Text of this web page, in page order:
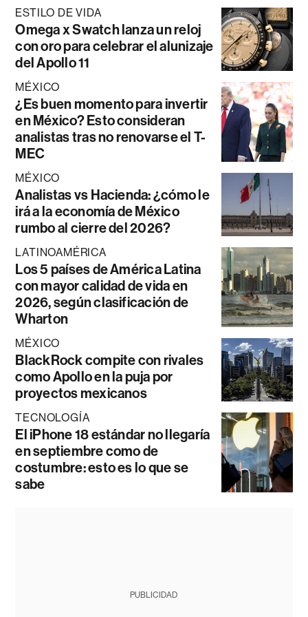
ESTILO DE VIDA
Omega x Swatch lanza un reloj
con oro para celebrar el alunizaje
del Apollo 11
MÉXICO
¿Es buen momento para invertir
en México? Esto consideran
analistas tras no renovarse el T-
MEC
MÉXICO
Analistas vs Hacienda: ¿cómo le
irá a la economía de México
rumbo al cierre del 2026?
LATINOAMÉRICA
Los 5 países de América Latina
con mayor calidad de vida en
2026, según clasificación de
Wharton
MÉXICO
BlackRock compite con rivales
como Apollo en la puja por
proyectos mexicanos
TECNOLOGÍA
El iPhone 18 estándar no llegaría
en septiembre como de
costumbre: esto es lo que se
sabe
PUBLICIDAD